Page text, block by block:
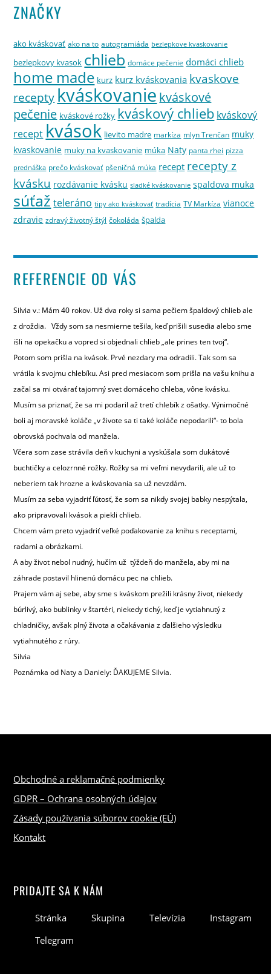
ZNAČKY
ako kváskovať ako na to autogramiáda bezlepkove kvaskovanie
bezlepkovy kvasok chlieb domáce pečenie domáci chlieb
home made kurz kurz kváskovania kvaskove
recepty kváskovanie kváskové
pečenie kváskové rožky kváskový chlieb kváskový
recept kvások lievito madre markíza mlyn Trenčan muky
kvaskovanie muky na kvaskovanie múka Naty panta rhei pizza
prednáška prečo kváskovať pšeničná múka recept recepty z
kvásku rozdávanie kvásku sladké kváskovanie spaldova muka
súťaž teleráno tipy ako kváskovať tradícia TV Markíza vianoce
zdravie zdravý životný štýl čokoláda špalda
REFERENCIE OD VÁS
Silvia v.: Mám 40 rokov. Už dva roky si sama pečiem špaldový chlieb ale
z droždia. Vždy som sa nesmierne tešila, keď prišili susedia alebo sme
išli na opekačku a vopred si objednali chlieb „ale prines ten tvoj“.
Potom som prišla na kvások. Prvé nezdary ma odradili. Tak som sa
vrátila k svojmu chlebíku. Asi pred mesiacom som prišla na vašu knihu a
začal sa mi otvárať tajomný svet domáceho chleba, vône kvásku.
Musím sa priznať, že sa mi podaril až tretí chlebík z ošatky. Výnimočné
boli aj moravské koláče „v živote sa ti také koláče nepodarili“- to bola
obrovská pochvala od manžela.
Včera som zase strávila deň v kuchyni a vyskúšala som dukátové
buchtičky a celozrnné rožky. Rožky sa mi veľmi nevydarili, ale už to
neberiem tak hrozne a kváskovania sa už nevzdám.
Musím za seba vyjadriť ľútosť, že som sa nikdy svojej babky nespýtala,
ako pripravovali kvások a piekli chlieb.
Chcem vám preto vyjadriť veľké poďakovanie za knihu s receptami,
radami a obrázkami.
A aby život nebol nudný, hučím už týždeň do manžela, aby mi na
záhrade postavil hlinenú domácu pec na chlieb.
Prajem vám aj sebe, aby sme s kváskom prežili krásny život, niekedy
búrlivý, ako bublinky v štartéri, niekedy tichý, keď je vytiahnutý z
chladničky, avšak plný života a očakávania z ďalšieho výsledku
vytiahnutého z rúry.
Silvia
Poznámka od Naty a Daniely: ĎAKUJEME Silvia.
Obchodné a reklamačné podmienky
GDPR – Ochrana osobných údajov
Zásady používania súborov cookie (EÚ)
Kontakt
PRIDAJTE SA K NÁM
Stránka Skupina Televízia
Instagram
Telegram